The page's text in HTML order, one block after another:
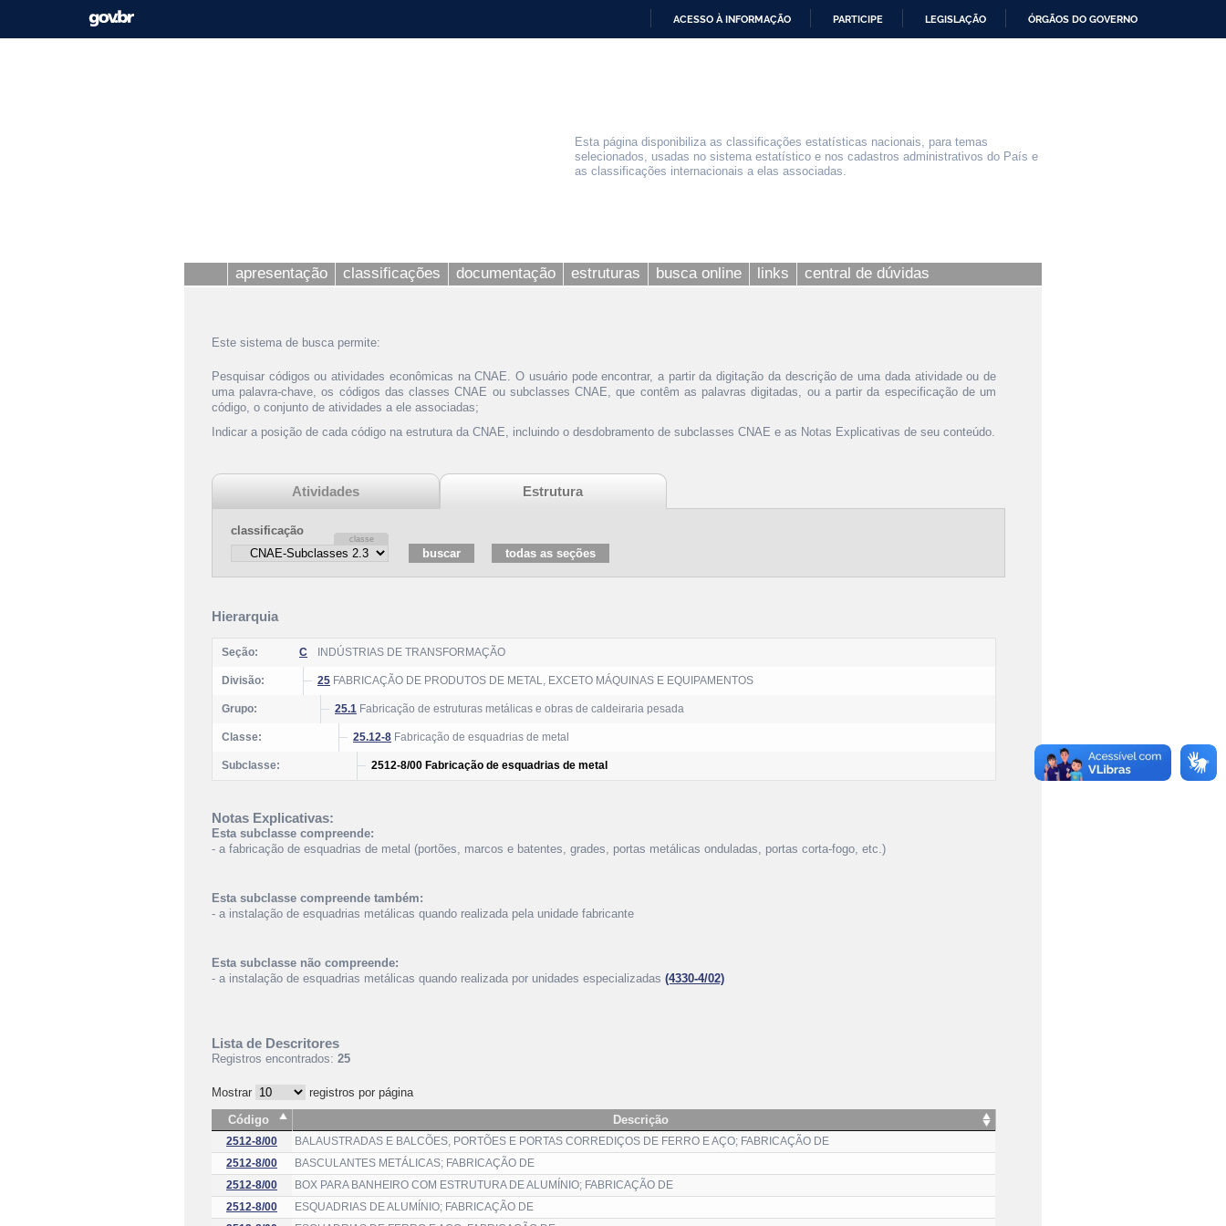
ACESSO À INFORMAÇÃO PARTICIPE LEGISLAÇÃO ÓRGÃOS DO GOVERNO
Esta página disponibiliza as classificações estatísticas nacionais, para temas
selecionados, usadas no sistema estatístico e nos cadastros administrativos do País e
as classificações internacionais a elas associadas.
apresentação classificações documentação estruturas busca online links central de dúvidas
Este sistema de busca permite:
Pesquisar códigos ou atividades econômicas na CNAE. O usuário pode encontrar, a partir da digitação da descrição de uma dada atividade ou de
uma palavra-chave, os códigos das classes CNAE ou subclasses CNAE, que contêm as palavras digitadas, ou a partir da especificação de um
código, o conjunto de atividades a ele associadas;
Indicar a posição de cada código na estrutura da CNAE, incluindo o desdobramento de subclasses CNAE e as Notas Explicativas de seu conteúdo.
Atividades Estrutura
classificação
Hierarquia
Seção: C INDÚSTRIAS DE TRANSFORMAÇÃO
Divisão: 25 FABRICAÇÃO DE PRODUTOS DE METAL, EXCETO MÁQUINAS E EQUIPAMENTOS
Grupo: 25.1 Fabricação de estruturas metálicas e obras de caldeiraria pesada
Classe: 25.12-8 Fabricação de esquadrias de metal
Subclasse: 2512-8/00 Fabricação de esquadrias de metal
Notas Explicativas:
Esta subclasse compreende:
- a fabricação de esquadrias de metal (portões, marcos e batentes, grades, portas metálicas onduladas, portas corta-fogo, etc.)
Esta subclasse compreende também:
- a instalação de esquadrias metálicas quando realizada pela unidade fabricante
Esta subclasse não compreende:
- a instalação de esquadrias metálicas quando realizada por unidades especializadas (4330-4/02)
Lista de Descritores
Registros encontrados: 25
Mostrar
registros por página
Código
Descrição
2512-8/00
BALAUSTRADAS E BALCÕES, PORTÕES E PORTAS CORREDIÇOS DE FERRO E AÇO; FABRICAÇÃO DE
2512-8/00
BASCULANTES METÁLICAS; FABRICAÇÃO DE
2512-8/00
BOX PARA BANHEIRO COM ESTRUTURA DE ALUMÍNIO; FABRICAÇÃO DE
2512-8/00
ESQUADRIAS DE ALUMÍNIO; FABRICAÇÃO DE